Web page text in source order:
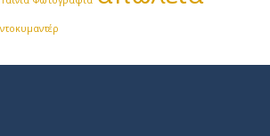
ντοκυμαντέρ